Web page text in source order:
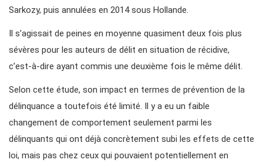
Sarkozy, puis annulées en 2014 sous Hollande.
Il s’agissait de peines en moyenne quasiment deux fois plus
sévères pour les auteurs de délit en situation de récidive,
c’est-à-dire ayant commis une deuxième fois le même délit.
Selon cette étude, son impact en termes de prévention de la
délinquance a toutefois été limité. Il y a eu un faible
changement de comportement seulement parmi les
délinquants qui ont déjà concrètement subi les effets de cette
loi, mais pas chez ceux qui pouvaient potentiellement en